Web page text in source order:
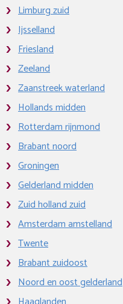
Limburg zuid
Ijsselland
Friesland
Zeeland
Zaanstreek waterland
Hollands midden
Rotterdam rijnmond
Brabant noord
Groningen
Gelderland midden
Zuid holland zuid
Amsterdam amstelland
Twente
Brabant zuidoost
Noord en oost gelderland